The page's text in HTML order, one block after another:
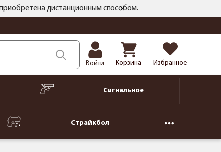
дистанционным способом.
Войти Корзина Избранное
Сигнальное
Страйкбол